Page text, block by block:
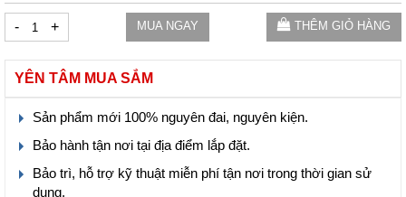
- + MUA NGAY THÊM GIỎ HÀNG
YÊN TÂM MUA SẮM
Sản phẩm mới 100% nguyên đai, nguyên kiện.
Bảo hành tận nơi tại địa điểm lắp đặt.
Bảo trì, hỗ trợ kỹ thuật miễn phí tận nơi trong thời gian sử
dụng.